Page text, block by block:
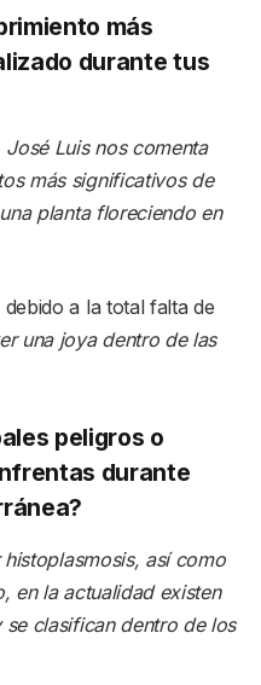
más
durante tus
Luis nos comenta
más significativos de
planta floreciendo en
a la total falta de
una joya dentro de las
peligros o
durante
así como
en la actualidad existen
clasifican dentro de los